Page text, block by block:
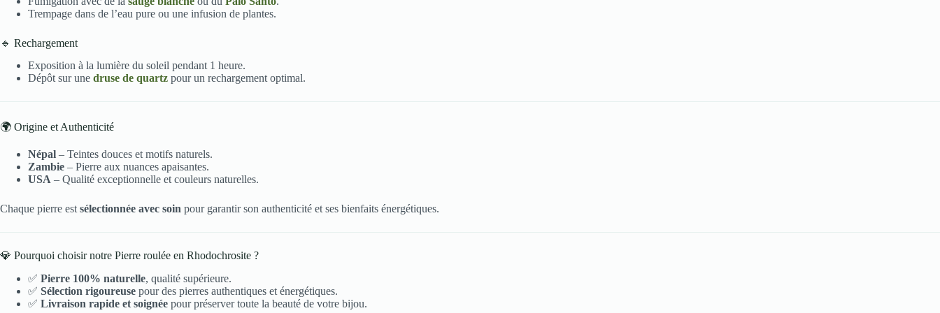
Trempage dans de l’eau pure ou une infusion de plantes.
🔹 Rechargement
Exposition à la lumière du soleil pendant 1 heure.
Dépôt sur une druse de quartz pour un rechargement optimal.
🌍 Origine et Authenticité
Népal – Teintes douces et motifs naturels.
Zambie – Pierre aux nuances apaisantes.
USA – Qualité exceptionnelle et couleurs naturelles.
Chaque pierre est sélectionnée avec soin pour garantir son authenticité et ses bienfaits énergétiques.
💎 Pourquoi choisir notre Pierre roulée en Rhodochrosite ?
✅ Pierre 100% naturelle, qualité supérieure.
✅ Sélection rigoureuse pour des pierres authentiques et énergétiques.
✅ Livraison rapide et soignée pour préserver toute la beauté de votre bijou.